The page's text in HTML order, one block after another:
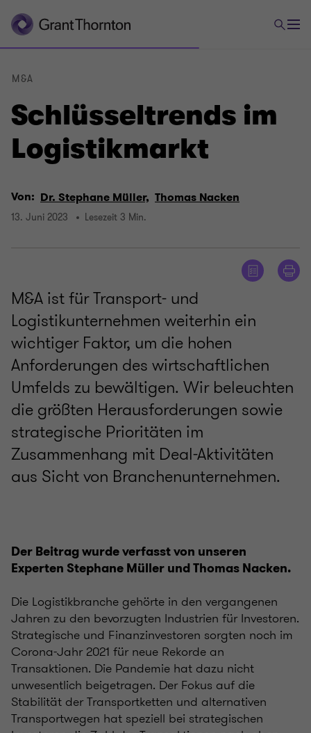
Schlüsseltrends im
Logistikmarkt
M&A
Von: Dr. Stephane Müller, Thomas Nacken
13. Juni 2023 Lesezeit 3 Min.
M&A ist für Transport- und
Logistikunternehmen weiterhin ein
wichtiger Faktor, um die hohen
Anforderungen des wirtschaftlichen
Umfelds zu bewältigen. Wir beleuchten
die größten Herausforderungen sowie
strategische Prioritäten im
Zusammenhang mit Deal-Aktivitäten
aus Sicht von Branchenunternehmen.
Der Beitrag wurde verfasst von unseren
Experten Stephane Müller und Thomas Nacken.
Die Logistikbranche gehörte in den vergangenen
Jahren zu den bevorzugten Industrien für Investoren.
Strategische und Finanzinvestoren sorgten noch im
Corona-Jahr 2021 für neue Rekorde an
Transaktionen. Die Pandemie hat dazu nicht
unwesentlich beigetragen. Der Fokus auf die
Stabilität der Transportketten und alternativen
Transportwegen hat speziell bei strategischen